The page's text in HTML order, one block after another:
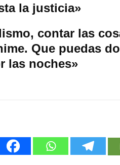
la justicia»
contar las
Que puedas
las noches»